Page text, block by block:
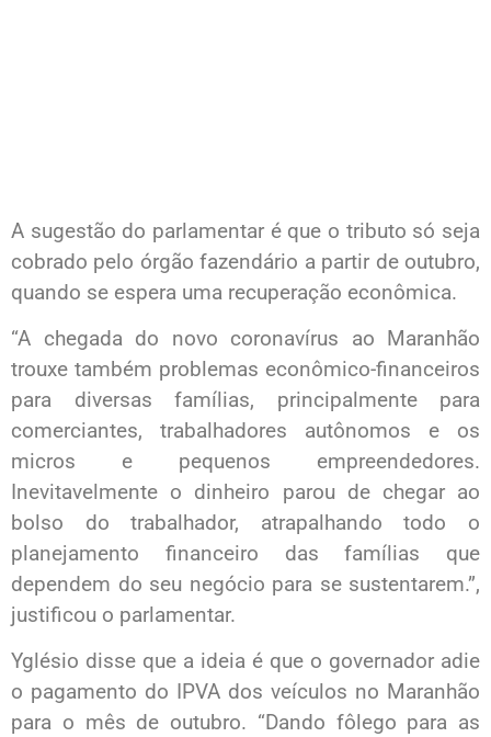
A sugestão do parlamentar é que o tributo só seja
cobrado pelo órgão fazendário a partir de outubro,
quando se espera uma recuperação econômica.
“A chegada do novo coronavírus ao Maranhão
trouxe também problemas econômico-financeiros
para diversas famílias, principalmente para
comerciantes, trabalhadores autônomos e os
micros e pequenos empreendedores.
Inevitavelmente o dinheiro parou de chegar ao
bolso do trabalhador, atrapalhando todo o
planejamento financeiro das famílias que
dependem do seu negócio para se sustentarem.”,
justificou o parlamentar.
Yglésio disse que a ideia é que o governador adie
o pagamento do IPVA dos veículos no Maranhão
para o mês de outubro. “Dando fôlego para as